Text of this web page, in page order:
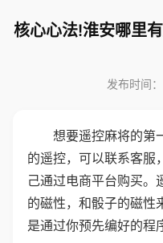
核心心法!淮安哪里
发布时间
想要遥控麻将的第
的遥控，可以联系客服
己通过电商平台购买。
的磁性，和骰子的磁性
是通过你预先编好的程